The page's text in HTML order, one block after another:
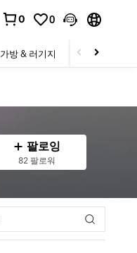
0 0
가방 & 러기지 스포츠 & 아웃
팔로잉
82 팔로워